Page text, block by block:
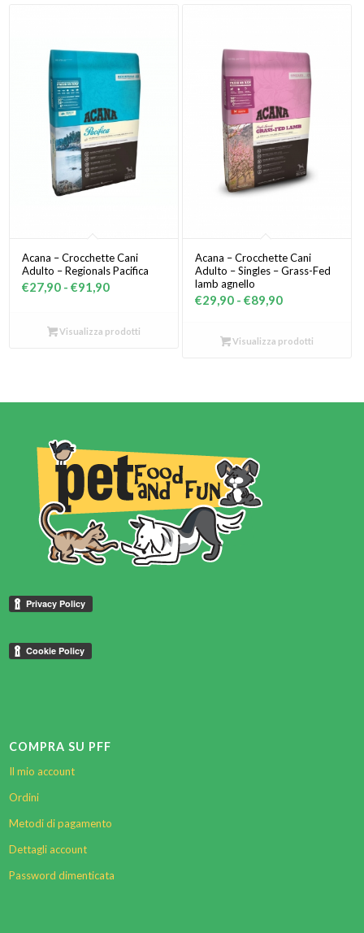
€98,90
Acana – Crocchette Cani
Adulto – Regionals Pacifica
€27,90 - €91,90Fascia
prezzo:
€91,90
Visualizza prodotti
Acana – Crocchette Cani
Adulto – Singles – Grass-Fed
lamb agnello
€29,90 - €89,90Fascia
prezzo:
Visualizza prodotti
COMPRA SU PFF
Il mio account
Ordini
Metodi di pagamento
Dettagli account
Password dimenticata